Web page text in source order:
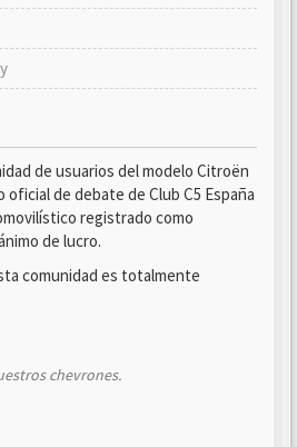
de usuarios del modelo Citroën
oficial de debate de Club C5 España
registrado como
de lucro.
comunidad es totalmente
chevrones.